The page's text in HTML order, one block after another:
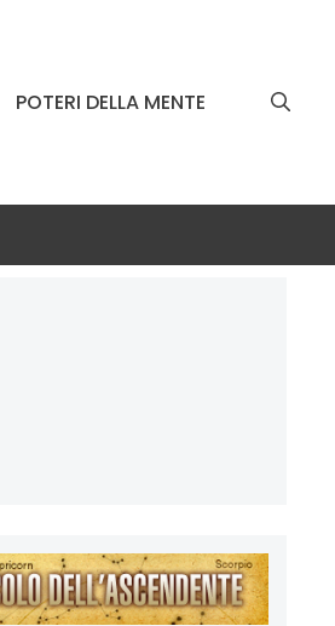
POTERI DELLA MENTE